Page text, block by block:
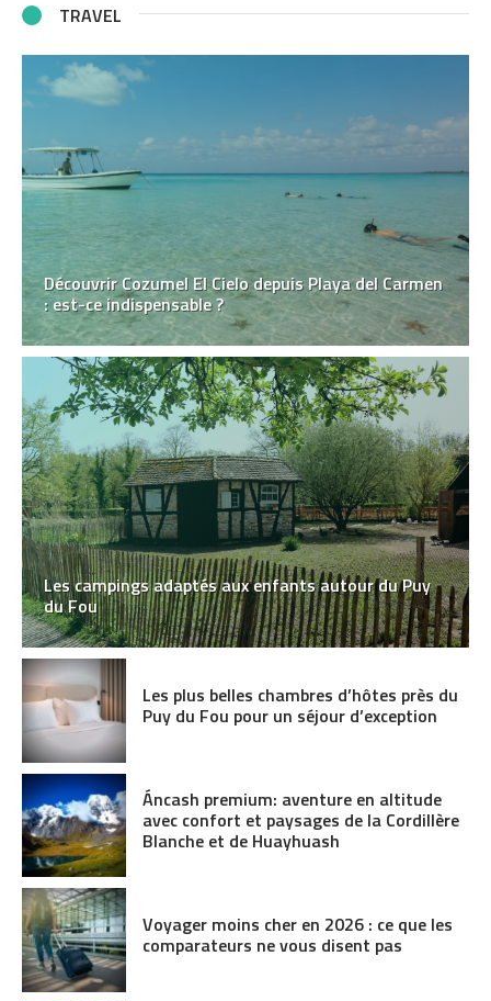
TRAVEL
Découvrir Cozumel El Cielo depuis Playa del Carmen
: est-ce indispensable ?
Les campings adaptés aux enfants autour du Puy
du Fou
Les plus belles chambres d’hôtes près du
Puy du Fou pour un séjour d’exception
Áncash premium: aventure en altitude
avec confort et paysages de la Cordillère
Blanche et de Huayhuash
Voyager moins cher en 2026 : ce que les
comparateurs ne vous disent pas